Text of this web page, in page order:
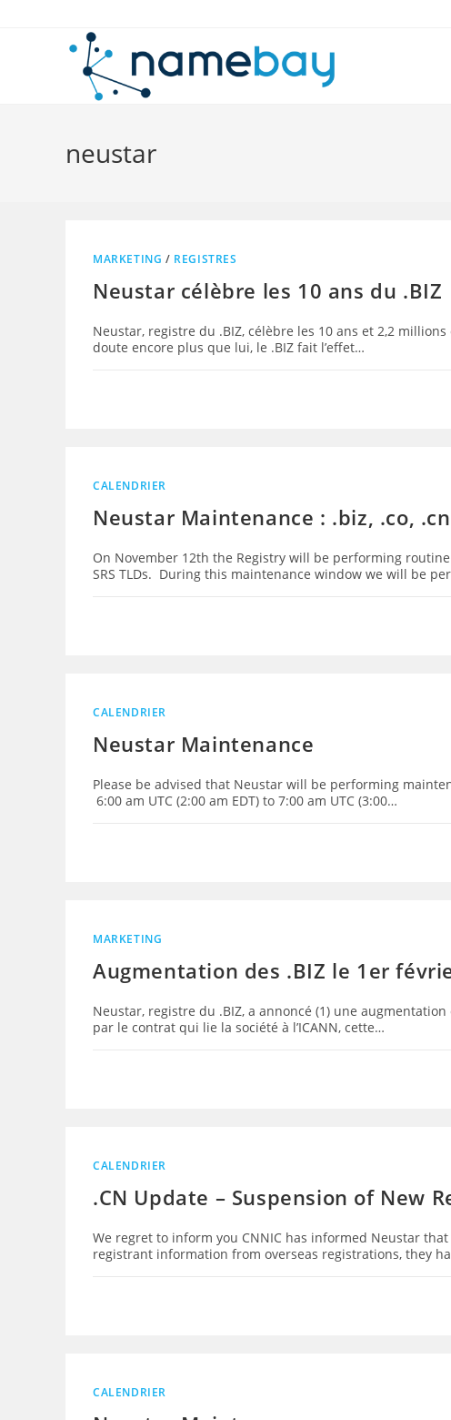
neustar
MARKETING / REGISTRES
Neustar célèbre les 10 ans du .BIZ
Neustar, registre du .BIZ, célèbre les 10 ans et 2,2
doute encore plus que lui, le .BIZ fait l’effet…
CALENDRIER
Neustar Maintenance : .biz, .co,
On November 12th the Registry will be performing
SRS TLDs. During this maintenance window we will be
CALENDRIER
Neustar Maintenance
Please be advised that Neustar will be performing
6:00 am UTC (2:00 am EDT) to 7:00 am UTC (3:00…
MARKETING
Augmentation des .BIZ le 1er
Neustar, registre du .BIZ, a annoncé (1) une
par le contrat qui lie la société à l’ICANN, cette…
CALENDRIER
.CN Update – Suspension of New
We regret to inform you CNNIC has informed Neustar
registrant information from overseas registrations, they
CALENDRIER